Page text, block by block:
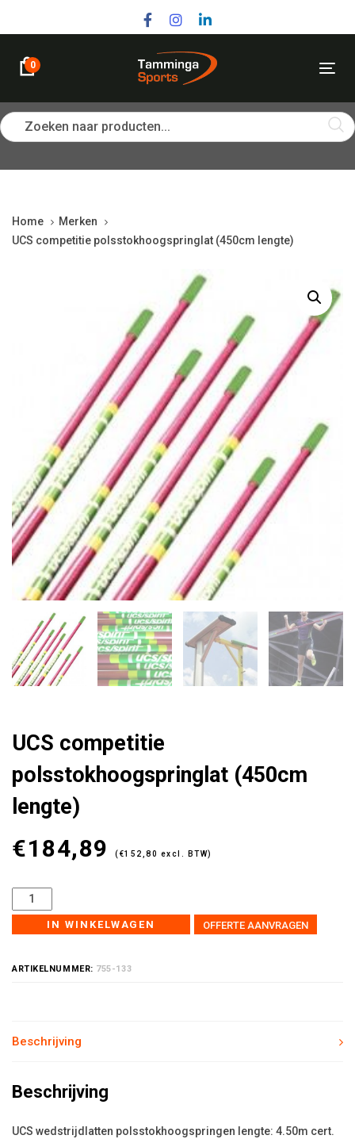
navigation
content
0
Zoeken naar producten...
Home
Merken
UCS competitie polsstokhoogspringlat (450cm lengte)
UCS competitie
polsstokhoogspringlat (450cm
lengte)
€184,89 (€152,80 excl. BTW)
IN WINKELWAGEN OFFERTE AANVRAGEN
ARTIKELNUMMER: 755-133
Beschrijving
Beschrijving
UCS wedstrijdlatten polsstokhoogspringen lengte: 4.50m cert.